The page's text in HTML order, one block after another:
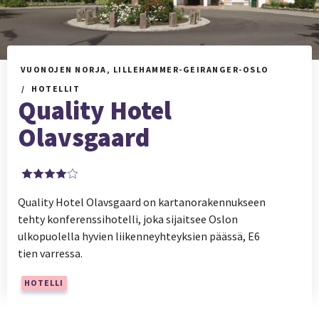
VUONOJEN NORJA, LILLEHAMMER-GEIRANGER-OSLO
HOTELLIT
Quality Hotel
Olavsgaard
Quality Hotel Olavsgaard on kartanorakennukseen
tehty konferenssihotelli, joka sijaitsee Oslon
ulkopuolella hyvien liikenneyhteyksien päässä, E6
tien varressa.
HOTELLI